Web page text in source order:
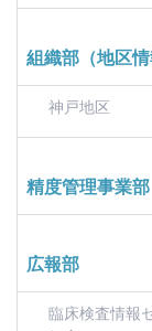
組織部（地区情
神戸地区
精度管理事業部
広報部
臨床検査情報